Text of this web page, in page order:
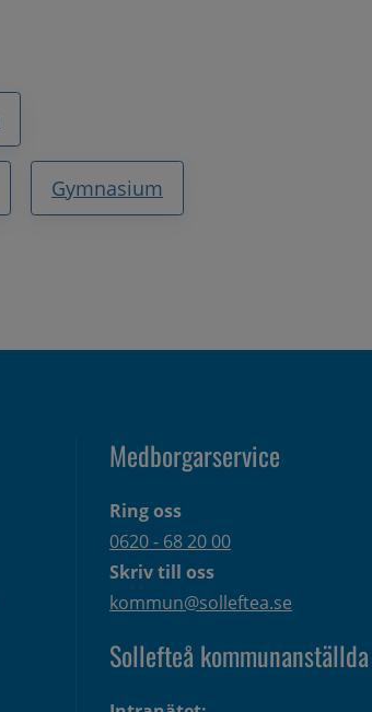
Gymnasium
Medborgarservice
Ring oss
0620 - 68 20 00
Skriv till oss
kommun@solleftea.se
Sollefteå kommunanställda